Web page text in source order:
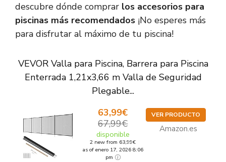
descubre dónde comprar los accesorios para
piscinas más recomendados ¡No esperes más
para disfrutar al máximo de tu piscina!
VEVOR Valla para Piscina, Barrera para Piscina
Enterrada 1,21x3,66 m Valla de Seguridad
Plegable...
63,99€
67,99€
disponible
2 new from 63,99€
as of enero 17, 2026 8:06
pm
VER PRODUCTO
Amazon.es